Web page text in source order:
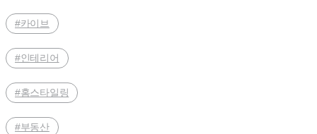
#카이브
#인테리어
#홈스타일링
#부동산